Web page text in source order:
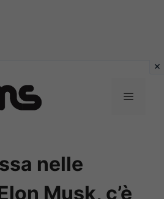
MENU
nelle
Musk, c’è